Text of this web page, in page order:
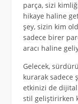
parça, sizi
hikaye haline
şey, sizin kim
sadece birer
aracı haline
Gelecek,
kurarak sadece
etkinizi de
stil geliştirirken